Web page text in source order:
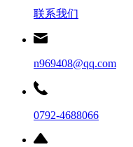
联系我们
n969408@qq.com
0792-4688066